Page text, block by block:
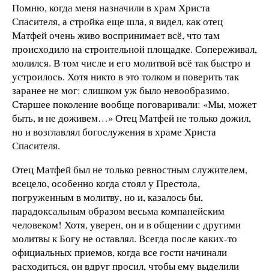
Помню, когда меня назначили в храм Христа
Спасителя, а стройка еще шла, я видел, как отец
Матфей очень живо воспринимает всё, что там
происходило на строительной площадке. Сопереживал,
молился. В том числе и его молитвой всё так быстро и
устроилось. Хотя никто в это толком и поверить так
заранее не мог: слишком уж было невообразимо.
Старшее поколение вообще поговаривали: «Мы, может
быть, и не доживем…» Отец Матфей не только дожил,
но и возглавлял богослужения в храме Христа
Спасителя.
Отец Матфей был не только ревностным служителем,
всецело, особенно когда стоял у Престола,
погруженным в молитву, но и, казалось бы,
парадоксальным образом весьма компанейским
человеком! Хотя, уверен, он и в общении с другими
молитвы к Богу не оставлял. Всегда после каких-то
официальных приемов, когда все гости начинали
расходиться, он вдруг просил, чтобы ему выделили